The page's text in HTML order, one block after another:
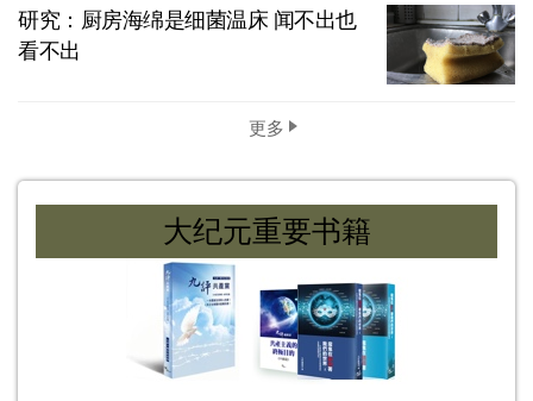
研究：厨房海绵是细菌温床 闻不出也
看不出
更多
大纪元重要书籍